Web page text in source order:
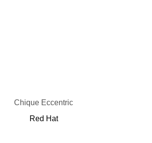
Chique Eccentric
Red Hat